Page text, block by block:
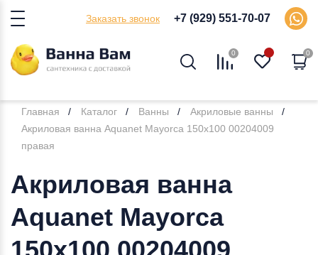
Заказать звонок +7 (929) 551-70-07
0 0
Главная Каталог Ванны
Акриловые ванны
Акриловая ванна Aquanet Mayorca 150x100 00204009
правая
Акриловая ванна
Aquanet Mayorca